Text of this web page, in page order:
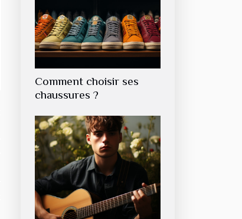
Comment choisir ses
chaussures ?